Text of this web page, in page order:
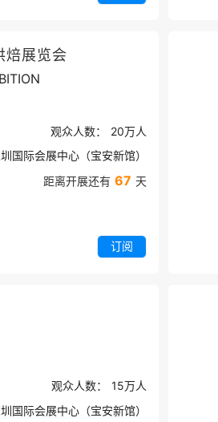
焙展览会
观众人数： 20万人
国际会展中心（宝安新馆）
距离开展还有 67 天
订阅
观众人数： 15万人
国际会展中心（宝安新馆）